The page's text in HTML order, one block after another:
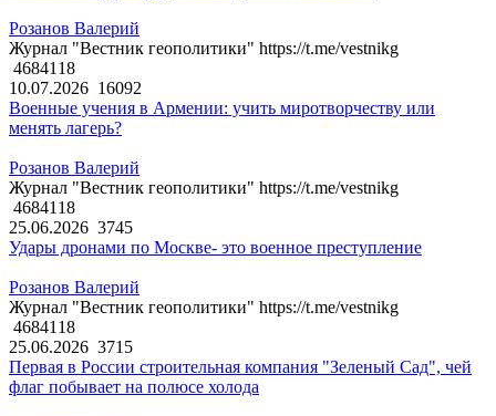
Розанов Валерий
Журнал "Вестник геополитики" https://t.me/vestnikg
4684118
10.07.2026 16092
Военные учения в Армении: учить миротворчеству или
менять лагерь?
Розанов Валерий
Журнал "Вестник геополитики" https://t.me/vestnikg
4684118
25.06.2026 3745
Удары дронами по Москве- это военное преступление
Розанов Валерий
Журнал "Вестник геополитики" https://t.me/vestnikg
4684118
25.06.2026 3715
Первая в России строительная компания "Зеленый Сад", чей
флаг побывает на полюсе холода